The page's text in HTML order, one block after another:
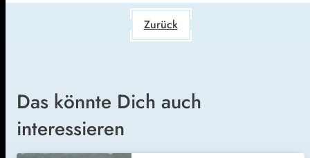
Zurück
Das könnte Dich auch
interessieren